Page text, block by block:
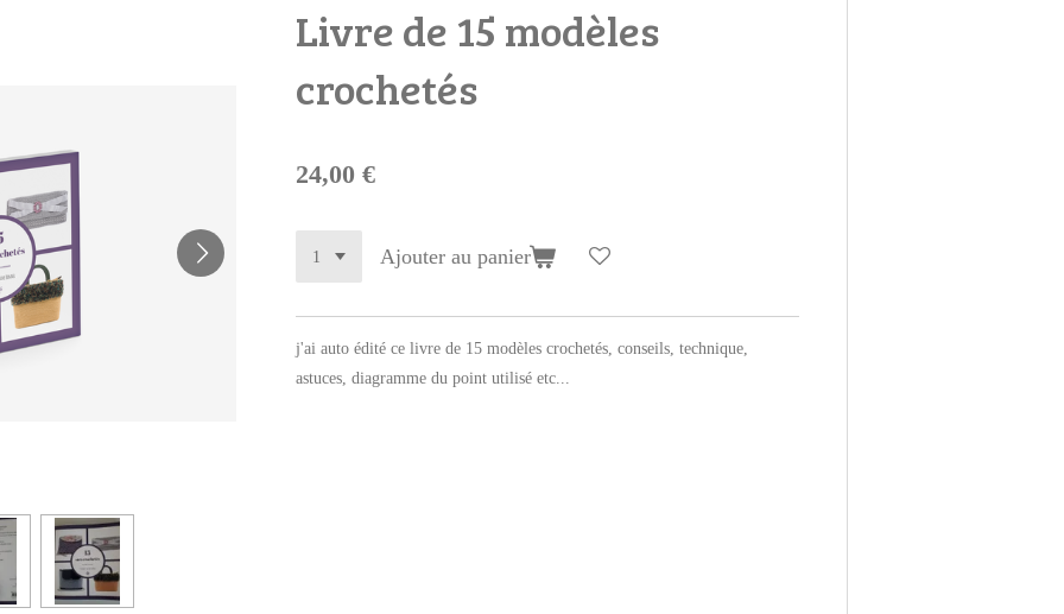
Livre de 15 modèles
crochetés
24,00 €
Ajouter au panier
j'ai auto édité ce livre de 15 modèles crochetés, conseils, technique,
astuces, diagramme du point utilisé etc...